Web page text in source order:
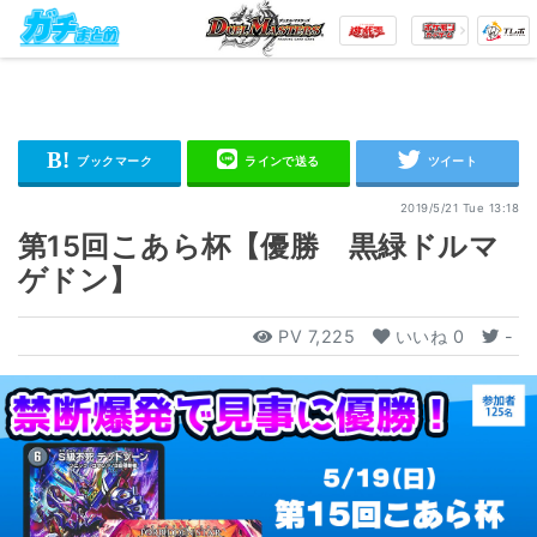
2019/5/21 Tue 13:18
第15回こあら杯【優勝 黒緑ドルマ
ゲドン】
PV 7,225 いいね 0 -